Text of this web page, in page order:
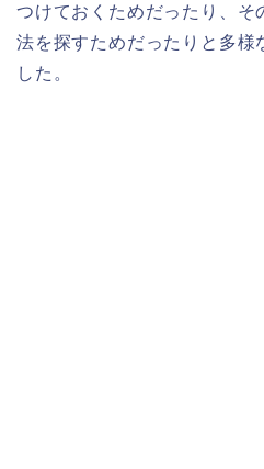
つけておくためだったり、そ
法を探すためだったりと多様
した。